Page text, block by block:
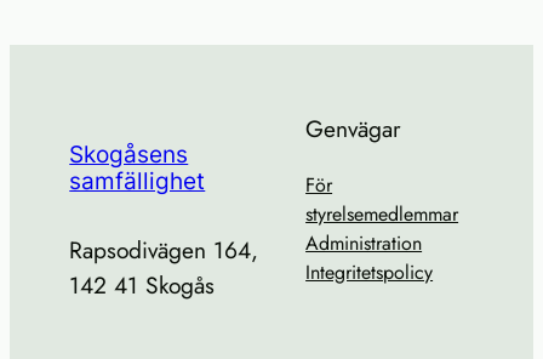
Skogåsens
samfällighet
Rapsodivägen 164,
142 41 Skogås
Genvägar
För
styrelsemedlemmar
Administration
Integritetspolicy